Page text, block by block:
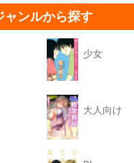
ャンルから探す
少女
大人向け